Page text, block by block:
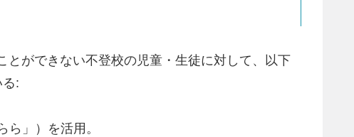
ができない不登校の児童・生徒に対して、以下
:
」）を活用。